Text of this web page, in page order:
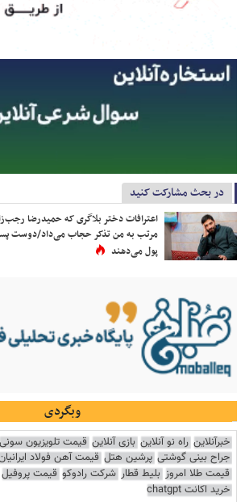
در بحث مشارکت کنید
اعترافات دختر بلاگری که حمیدرضا
مرتب به من تذکر حجاب می‌داد/دوست
پول می‌دهند
وبگردی
خبرآنلاین راه نو آنلاین بازی آنلاین قیمت تلویزیون سونی
جراح بینی گوشتی پرشین هتل قیمت آهن فولاد
قیمت طلا امروز بلیط قطار شرکت رادوکو قیمت پروفیل
خرید اکانت chatgpt